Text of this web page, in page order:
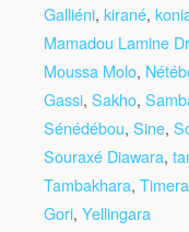
Galliéni, kirané,
Mamadou Lamine
Moussa Molo,
Gassi, Sakho,
Sénédébou, Sine,
Souraxé Diawara,
Tambakhara, Timera
Gori, Yellingara